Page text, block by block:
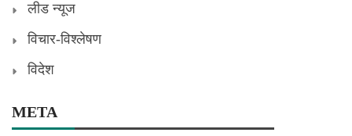
लीड न्यूज
विचार-विश्लेषण
विदेश
META